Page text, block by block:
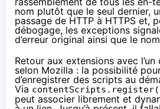
nom plutôt que le seul dernier,
passage de HTTP à HTTPS et,
débogage, les exceptions
d’erreur original ainsi que le
Retour aux extensions avec
selon Mozilla : la possibilité
d’enregistrer des scripts au
Via
peut associer librement et